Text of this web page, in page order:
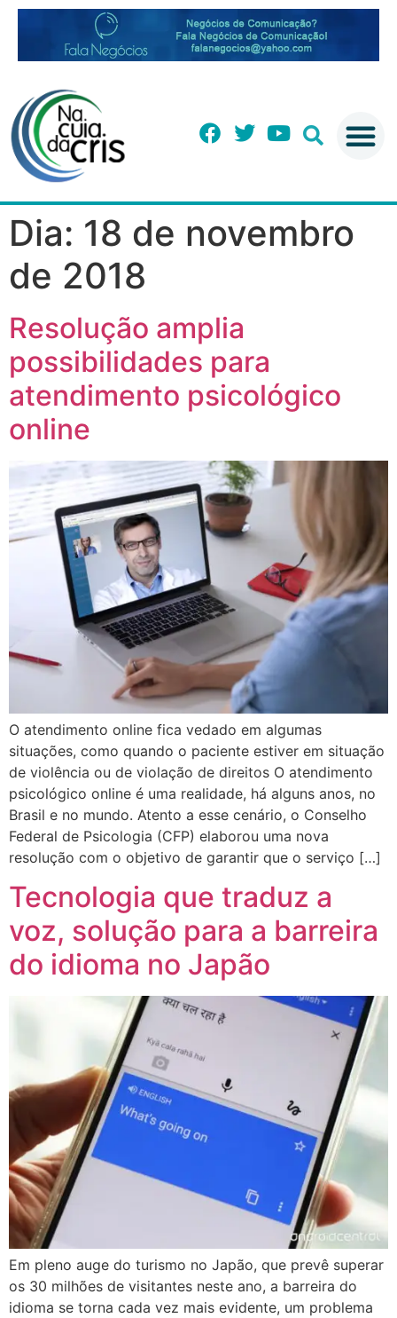
Dia: 18 de novembro
de 2018
Resolução amplia
possibilidades para
atendimento psicológico
online
O atendimento online fica vedado em algumas
situações, como quando o paciente estiver em situação
de violência ou de violação de direitos O atendimento
psicológico online é uma realidade, há alguns anos, no
Brasil e no mundo. Atento a esse cenário, o Conselho
Federal de Psicologia (CFP) elaborou uma nova
resolução com o objetivo de garantir que o serviço […]
Tecnologia que traduz a
voz, solução para a barreira
do idioma no Japão
Em pleno auge do turismo no Japão, que prevê superar
os 30 milhões de visitantes neste ano, a barreira do
idioma se torna cada vez mais evidente, um problema